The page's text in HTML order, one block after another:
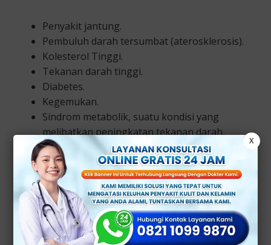
Penyakit jantung.
Pembuluh darah tersumbat (aterosklerosis).
Kolesterol Tinggi.
Tekanan darah tinggi.
Diabetes.
Kegemukan.
Sindrom metabolik, suatu kondisi yang
melibatkan peningkatan tekanan darah,
kadar insulin, lemak tubuh di sekitar
pinggang dan kolesterol tinggi.
Penyakit Parkinson.
Sklerosis ganda.
Penggunaan obat resep tertentu.
Menggunakan tembakau.
Penyakit Peyronie, perkembangan jaringan
X